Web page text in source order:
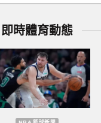
即時體育動態